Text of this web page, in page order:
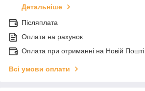
Детальніше
Післяплата
Оплата на рахунок
Оплата при отриманні на Новій Пошті
Всі умови оплати